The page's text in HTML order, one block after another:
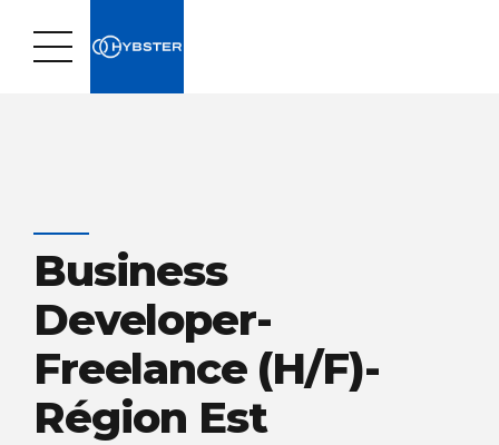
Business
Developer-
Freelance (H/F)-
Région Est